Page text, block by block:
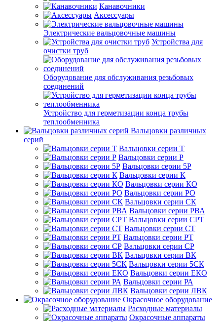
Канавочники
Аксессуары
Электрические вальцовочные машины
Устройства для
очистки труб
Оборудование для обслуживания резьбовых
соединений
Устройство для герметизации конца трубы
теплообменника
Вальцовки различных
серий
Вальцовки серии Т
Вальцовки серии Р
Вальцовки серии 5Р
Вальцовки серии К
Вальцовки серии КО
Вальцовки серии РО
Вальцовки серии СК
Вальцовки серии РВА
Вальцовки серии СРТ
Вальцовки серии СТ
Вальцовки серии РТ
Вальцовки серии СР
Вальцовки серии ВК
Вальцовки серии 5СК
Вальцовки серии ЕКО
Вальцовки серии РА
Вальцовки серии ЛВК
Окрасочное оборудование
Расходные материалы
Окрасочные аппараты